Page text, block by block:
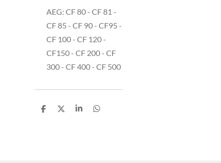
AEG: CF 80 - CF 81 -
CF 85 - CF 90 - CF95 -
CF 100 - CF 120 -
CF150 - CF 200 - CF
300 - CF 400 - CF 500
T
T
T
T